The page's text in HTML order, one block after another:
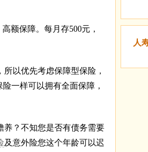
额保障。每月存500元，
以优先考虑保障型保险，
一样可以拥有全面保障，
？不知您是否有债务需要
及意外险您这个年龄可以迟
人